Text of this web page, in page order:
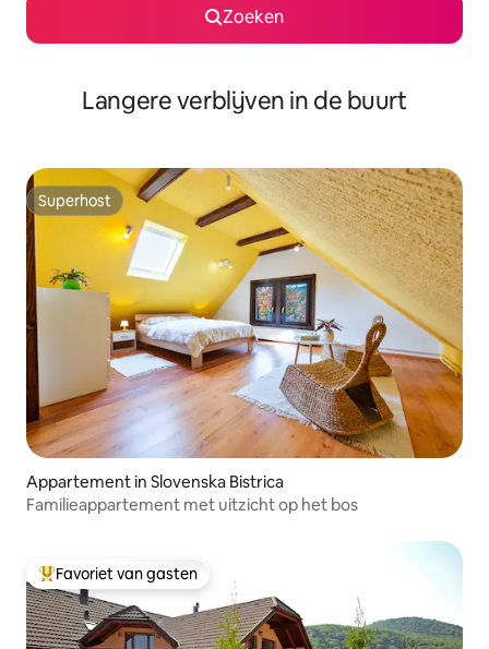
Zoeken
Langere verblijven in de buurt
Superhost
Superhost
Appartement in Slovenska Bistrica
Familieappartement met uitzicht op het bos
Topfavoriet van gasten
Favoriet van gasten